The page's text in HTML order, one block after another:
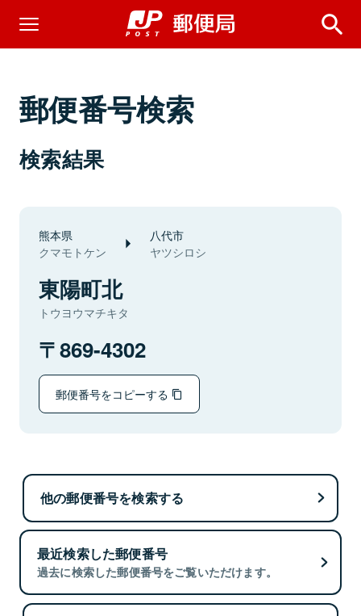
郵便番号検索
検索結果
熊本県
クマモトケン
八代市
ヤツシロシ
東陽町北
トウヨウマチキタ
869-4302
郵便番号をコピーする
他の郵便番号を検索する
最近検索した郵便番号
過去に検索した郵便番号をご覧いただけます。